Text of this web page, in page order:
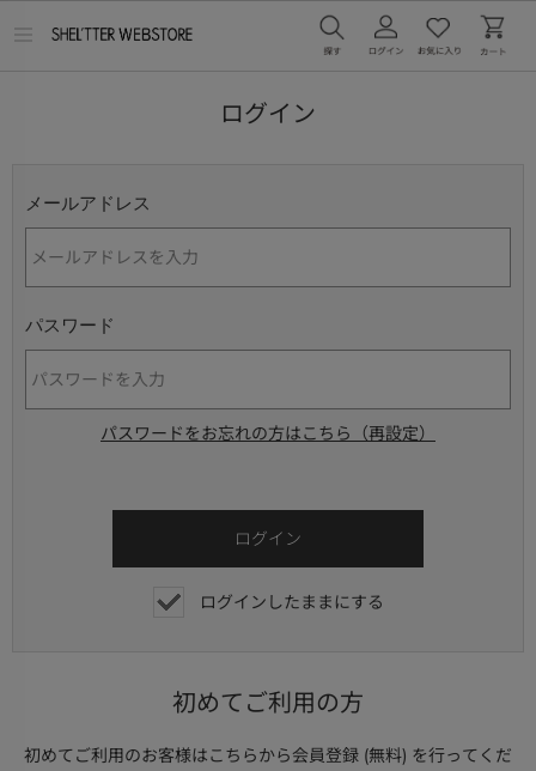
ログイン
メールアドレス
パスワード
パスワードをお忘れの方はこちら（再設定）
ログインしたままにする
初めてご利用の方
初めてご利用のお客様はこちらから会員登録 (無料) を行ってくだ